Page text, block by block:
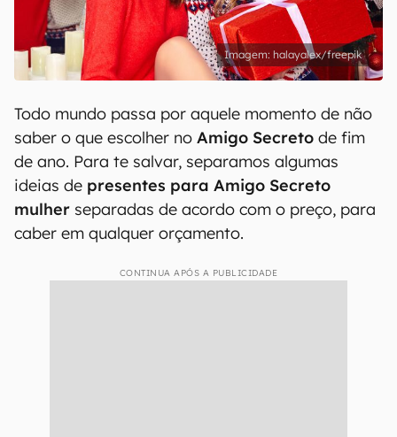
halayalex/freepik
Todo mundo passa por aquele momento de não
saber o que escolher no Amigo Secreto de fim
de ano. Para te salvar, separamos algumas
ideias de presentes para Amigo Secreto
mulher separadas de acordo com o preço, para
caber em qualquer orçamento.
CONTINUA APÓS A PUBLICIDADE